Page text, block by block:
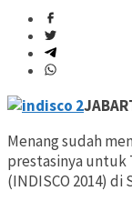
Menang sudah
prestasinya untuk
(INDISCO 2014) di